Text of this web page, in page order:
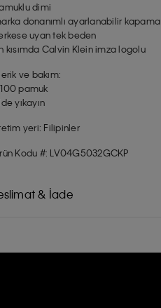
dimi
donanımlı ayarlanabilir kapama
uyan tek beden
kısımda Calvin Klein imza logolu
ve bakım:
pamuk
yıkayın
yeri: Filipinler
Kodu #: LV04G5032GCKP
& İade